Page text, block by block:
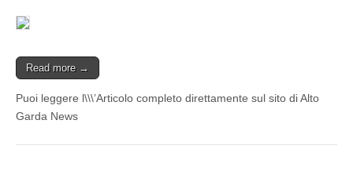
Read more →
Puoi leggere l\\\’Articolo completo direttamente sul sito di Alto
Garda News